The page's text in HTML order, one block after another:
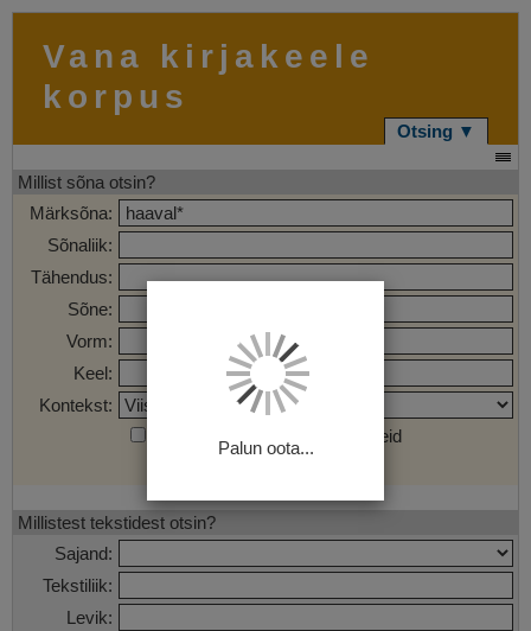
Vana kirjakeele
korpus
Otsing ▼
Millist sõna otsin?
Märksõna:
Sõnaliik:
Tähendus:
Sõne:
Vorm:
Keel:
Kontekst:
Otsi märgendatud sõnaühendeid
Millistest tekstidest otsin?
Sajand:
Tekstiliik:
Levik:
Palun oota...